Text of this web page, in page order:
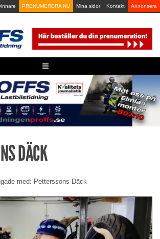
PRENUMERERA NU Mina sidor Kontakt Annonsera
≡
DÄCK
med: Petterssons Däck